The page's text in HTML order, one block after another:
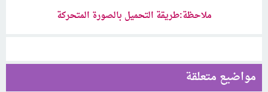
ملاحظة:طريقة التحميل بالصورة المتحركة
مواضيع متعلقة